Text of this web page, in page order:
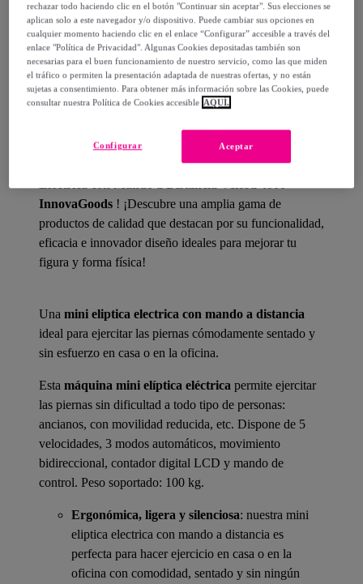
Detalles del producto
¡Ponte en forma con InnovaGoodsgracias a sus
novedades de deporte y fitness, comoMini Elíptica
InnovaGoods ! ¡Descubre una amplia gama de
productos de calidad que destacan por su funcionalidad,
eficacia e innovador diseño ideales para mejorar tu
figura y forma física!
Una mini eliptica electrica con mando a distancia
ideal para ejercitar las piernas cómodamente sentado y
sin esfuerzo en casa o en la oficina.
Esta máquina mini elíptica eléctrica permite ejercitar
las piernas sin dificultad a todo tipo de personas:
ancianos, con movilidad reducida, etc. Dispone de 5
velocidades, 3 modos automáticos, movimiento
bidireccional, contador digital LCD y mando de
control. Peso soportado: 100 kg.
Ergonómica, ligera y silenciosa: nuestra mini
eliptica electrica con mando a distancia es
perfecta para hacer ejercicio en casa o en la
oficina con comodidad, sentado y sin ningún
rechazar todo haciendo clic en el botón "Continuar sin aceptar". Sus elecciones se
aplican solo a este navegador y/o dispositivo. Puede cambiar sus opciones en
cualquier momento haciendo clic en el enlace “Configurar” accesible a través del
enlace "Política de Privacidad". Algunas Cookies depositadas también son
necesarias para el buen funcionamiento de nuestro servicio, como las que miden
el tráfico o permiten la presentación adaptada de nuestras ofertas, y no están
sujetas a consentimiento. Para obtener más información sobre las Cookies, puede
consultar nuestra Política de Cookies accesible AQUÍ.
Aceptar
Configurar